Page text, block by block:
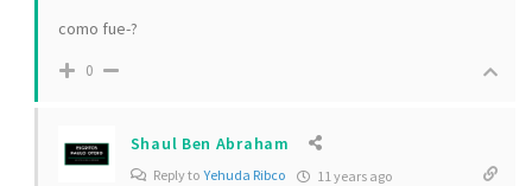
como fue-?
0
Shaul Ben Abraham
Reply toYehuda Ribco 11 years ago